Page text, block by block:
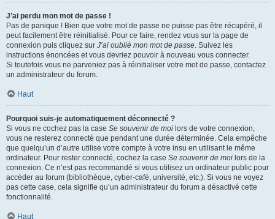
J’ai perdu mon mot de passe !
Pas de panique ! Bien que votre mot de passe ne puisse pas être récupéré, il
peut facilement être réinitialisé. Pour ce faire, rendez vous sur la page de
connexion puis cliquez sur J’ai oublié mon mot de passe. Suivez les
instructions énoncées et vous devriez pouvoir à nouveau vous connecter.
Si toutefois vous ne parveniez pas à réinitialiser votre mot de passe, contactez
un administrateur du forum.
Haut
Pourquoi suis-je automatiquement déconnecté ?
Si vous ne cochez pas la case Se souvenir de moi lors de votre connexion,
vous ne resterez connecté que pendant une durée déterminée. Cela empêche
que quelqu’un d’autre utilise votre compte à votre insu en utilisant le même
ordinateur. Pour rester connecté, cochez la case Se souvenir de moi lors de la
connexion. Ce n’est pas recommandé si vous utilisez un ordinateur public pour
accéder au forum (bibliothèque, cyber-café, université, etc.). Si vous ne voyez
pas cette case, cela signifie qu’un administrateur du forum a désactivé cette
fonctionnalité.
Haut